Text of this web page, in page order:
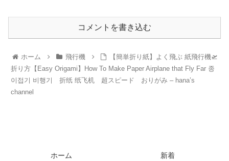
コメントを書き込む
ホーム 飛行機
【簡単折り紙】よく飛ぶ 紙飛行機🛫
折り方【Easy Origami】How To Make Paper Airplane that Fly Far 종
이접기 비행기 折纸 纸飞机 超スピード おりがみ – hana’s
channel
ホーム 新着